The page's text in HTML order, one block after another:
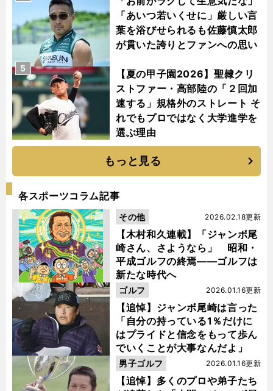
「あいつ若いくせに」厳しい言
葉を浴びせられるも佐藤慎太郎
が貫いた誇りとファンへの思い
【夏の甲子園2026】聖隷クリ
ストファー・高部陸の「２回加
速する」規格外のストレート そ
れでもプロではなく大学進学を
選ぶ理由
5
もっと見る
各スポーツコラム記事
【木村和久連載】「ジャンボ尾
崎さん、さようなら」 昭和・
平成ゴルフの終焉――ゴルフは
新たな時代へ
2026.02.18更新
その他
【追悼】ジャンボ尾崎は言った
「自分の持っている1％だけに
はプライドと信念をもって歩ん
でいくことが大事なんだよ」
2026.01.16更新
ゴルフ
【追悼】多くのプロや弟子たち
2026.01.16更新
男子ゴルフ